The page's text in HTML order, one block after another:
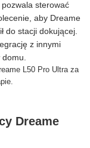
sterować
aby Dreame
do stacji dokującej.
z innymi
Dreame